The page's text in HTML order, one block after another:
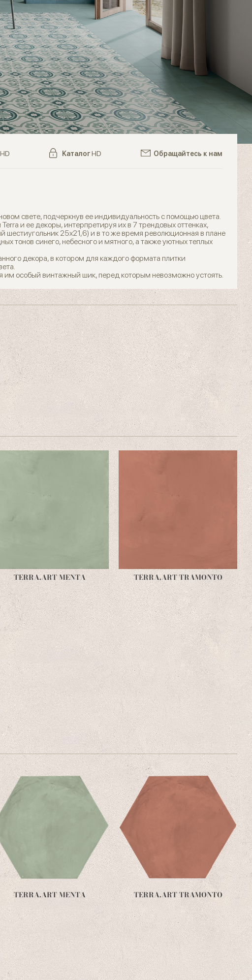
KаталогHD Обращайтесь к нам
свете, подчеркнув ее индивидуальность с помощью цвета.
и ее декоры, интерпретируя их в 7 трендовых оттенках,
25x21,6) и в то же время революционная в плане
тонов синего, небесного и мятного, а также уютных теплых
декора, в котором для каждого формата плитки
особый винтажный шик, перед которым невозможно устоять.
TERRA.ART MENTA TERRA.ART TRAMONTO
TERRA.ART MENTA TERRA.ART TRAMONTO